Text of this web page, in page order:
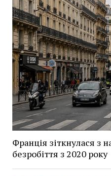
Франція зіткнулася з
безробіття з 2020 року